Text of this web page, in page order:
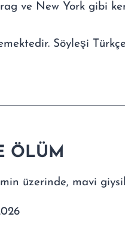
ve New York gibi
Söyleşi Türkçe
ÖLÜM